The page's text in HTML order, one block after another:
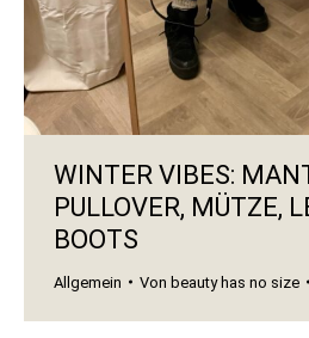
WINTER VIBES:
PULLOVER, MÜTZE,
BOOTS
Allgemein Von beauty has no size